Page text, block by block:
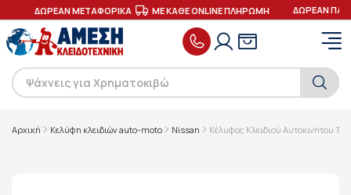
ΔΩΡΕΑΝ ΜΕΤΑΦΟΡΙΚΑ ΜΕ ΚΑΘΕ ONLINE ΠΛΗΡΩΜΗ ΔΩΡΕΑΝ
Αρχική Κελύφη κλειδιών auto-moto Nissan Κέλυφος Κλειδιού Αυτοκινήτου